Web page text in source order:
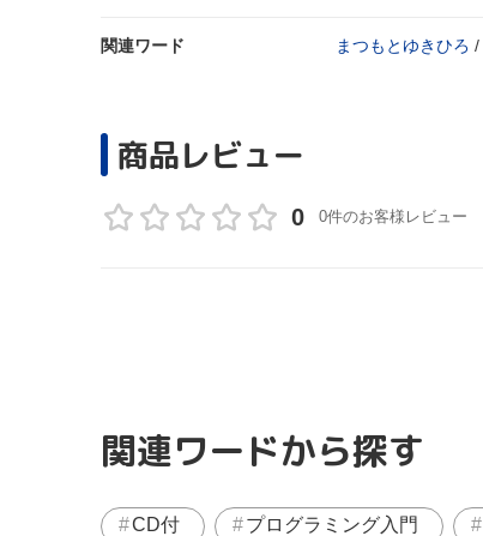
関連ワード まつもとゆきひろ /
商品レビュー
0 0件のお客様レビュー
関連ワードから探す
CD付 プログラミング入門